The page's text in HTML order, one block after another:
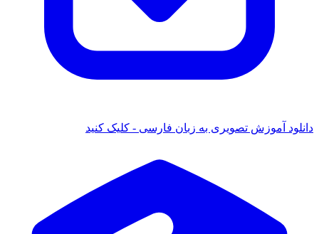
دانلود آموزش تصویری به زبان فارسی - کلیک کنید